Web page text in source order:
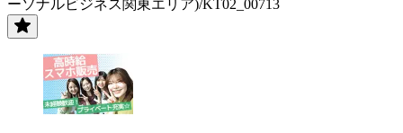
ーソナルビジネス関東エリア)/KT02_00713